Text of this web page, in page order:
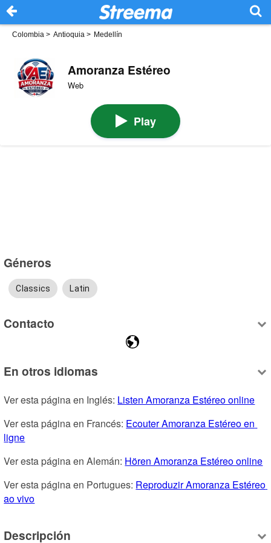
Colombia > Antioquia > Medellín
Amoranza Estéreo
Web
Play
Géneros
Classics Latin
Contacto
En otros idiomas
Ver esta página en Inglés: Listen Amoranza Estéreo online
Ver esta página en Francés: Ecouter Amoranza Estéreo en
ligne
Ver esta página en Alemán: Hören Amoranza Estéreo online
Ver esta página en Portugues: Reproduzir Amoranza Estéreo
ao vivo
Descripción